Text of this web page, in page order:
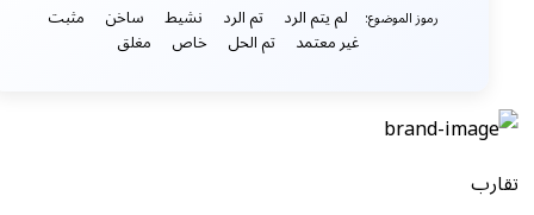
رموز الموضوع: لم يتم الرد تم الرد نشيط ساخن مثبت
غير معتمد تم الحل خاص مغلق
تقارب